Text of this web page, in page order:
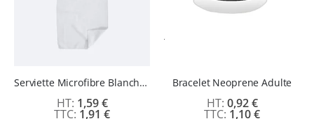
Serviette Microfibre Blanche Sublimable
1,91 €
1,59 €
Bracelet Neoprene Adulte
1,10 €
0,92 €